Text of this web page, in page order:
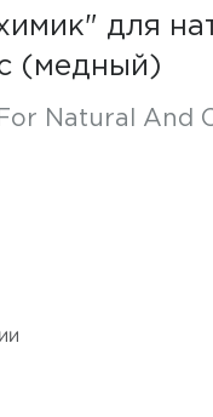
для
(медный)
Natural And